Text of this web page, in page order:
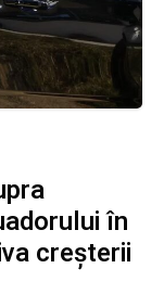
în
creșterii